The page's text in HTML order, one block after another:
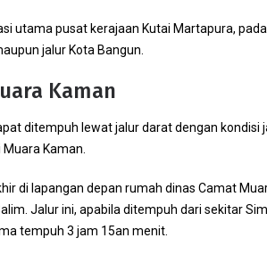
utama pusat kerajaan Kutai Martapura,
jalur Kota Bangun.
Kaman
ditempuh lewat jalur darat dengan kondisi
Kaman.
di lapangan depan rumah dinas Camat
Jalur ini, apabila ditempuh dari sekitar
tempuh 3 jam 15an menit.